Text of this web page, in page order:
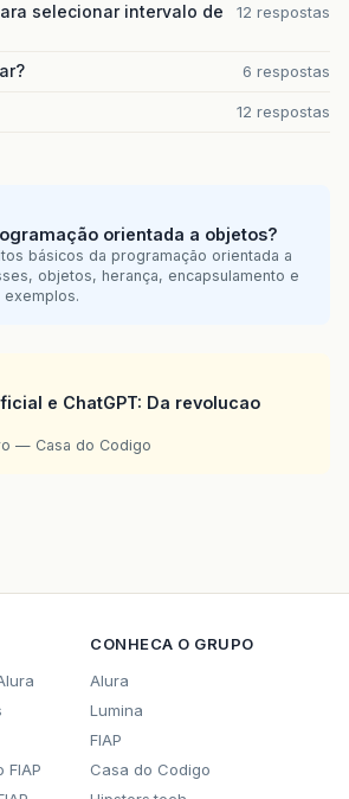
selecionar intervalo de
12 respostas
6 respostas
12 respostas
orientada a objetos?
básicos da programação orientada a
objetos, herança, encapsulamento e
e ChatGPT: Da revolucao
— Casa do Codigo
FIAP
CONHECA O GRUPO
Alura
Lumina
FIAP
Casa do Codigo